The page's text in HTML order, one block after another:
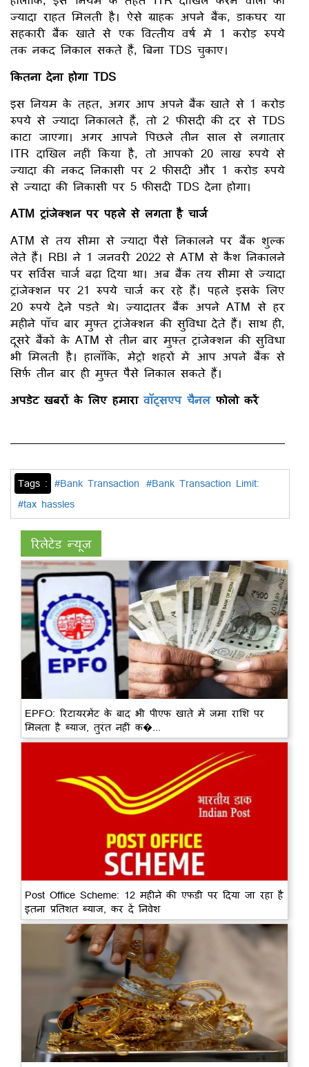
ज्यादा राहत मिलती है। ऐसे ग्राहक अपने बैंक, डाकघर या
सहकारी बैंक खाते से एक वित्तीय वर्ष में 1 करोड़ रुपये
तक नकद निकाल सकते हैं, बिना TDS चुकाए।
कितना देना होगा TDS
इस नियम के तहत, अगर आप अपने बैंक खाते से 1 करोड़
रुपये से ज्यादा निकालते हैं, तो 2 फीसदी की दर से TDS
काटा जाएगा। अगर आपने पिछले तीन साल से लगातार
ITR दाखिल नहीं किया है, तो आपको 20 लाख रुपये से
ज्यादा की नकद निकासी पर 2 फीसदी और 1 करोड़ रुपये
से ज्यादा की निकासी पर 5 फीसदी TDS देना होगा।
ATM ट्रांजेक्शन पर पहले से लगता है चार्ज
ATM से तय सीमा से ज्यादा पैसे निकालने पर बैंक शुल्क
लेते हैं। RBI ने 1 जनवरी 2022 से ATM से कैश निकालने
पर सर्विस चार्ज बढ़ा दिया था। अब बैंक तय सीमा से ज्यादा
ट्रांजेक्शन पर 21 रुपये चार्ज कर रहे हैं। पहले इसके लिए
20 रुपये देने पड़ते थे। ज़्यादातर बैंक अपने ATM से हर
महीने पाँच बार मुफ़्त ट्रांजेक्शन की सुविधा देते हैं। साथ ही,
दूसरे बैंकों के ATM से तीन बार मुफ़्त ट्रांजेक्शन की सुविधा
भी मिलती है। हालाँकि, मेट्रो शहरों में आप अपने बैंक से
सिर्फ़ तीन बार ही मुफ़्त पैसे निकाल सकते हैं।
अपडेट खबरों के लिए हमारा वॉट्सएप चैनल फोलो करें
Tags : #Bank Transaction #Bank Transaction Limit:
#tax hassles
रिलेटेड न्यूज़
EPFO: रिटायरमेंट के बाद भी पीएफ खाते में जमा राशि पर
मिलता है ब्याज, तुरंत नहीं क�...
Post Office Scheme: 12 महीने की एफडी पर दिया जा रहा है
इतना प्रतिशत ब्याज, कर दें निवेश